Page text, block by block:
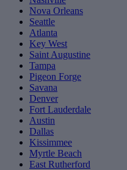
Nova Orleans
Seattle
Atlanta
Key West
Saint Augustine
Tampa
Pigeon Forge
Savana
Denver
Fort Lauderdale
Austin
Dallas
Kissimmee
Myrtle Beach
East Rutherford